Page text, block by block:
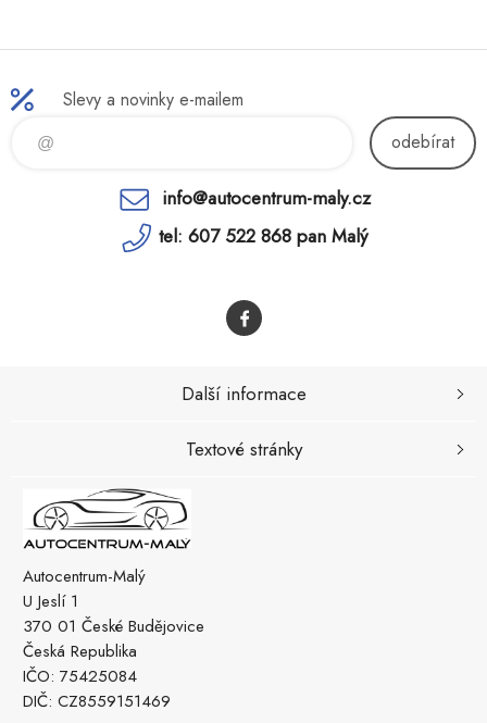
Slevy a novinky e-mailem
odebírat
info@autocentrum-maly.cz
tel: 607 522 868 pan Malý
Autocentrum-Malý
U Jeslí 1
370 01 České Budějovice
Česká Republika
IČO: 75425084
DIČ: CZ8559151469
Další informace
Textové stránky